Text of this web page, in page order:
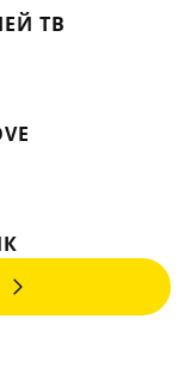
ТВ